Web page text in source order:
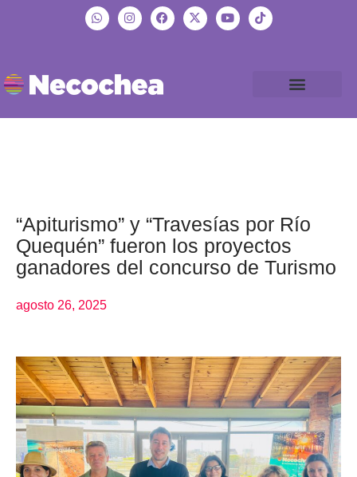
“Apiturismo” y “Travesías por Río
Quequén” fueron los proyectos
ganadores del concurso de Turismo
agosto 26, 2025